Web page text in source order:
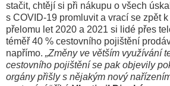
stačit, chtějí si při nákupu o všech
s COVID-19 promluvit a vrací se zpět
přelomu let 2020 a 2021 si lidé přes
téměř 40 % cestovního pojištění
napřímo. „Změny ve větším využívání
cestovního pojištění se pak objevily
orgány přišly s nějakým nový